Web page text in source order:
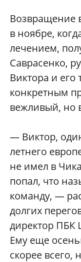
Возвращение
в ноябре,
лечением,
Саврасенко,
Виктора и его
конкретным
вежливый, но
— Виктор,
летнего
не имел в
попал, что
команду, —
долгих
директор ПБК
Ему еще
скорее